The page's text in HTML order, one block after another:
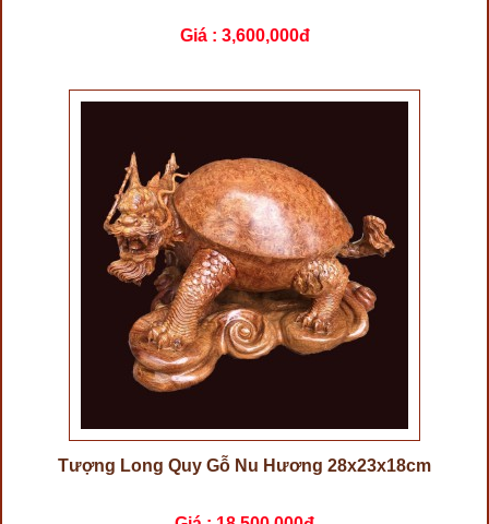
Giá : 3,600,000đ
Tượng Long Quy Gỗ Nu Hương 28x23x18cm